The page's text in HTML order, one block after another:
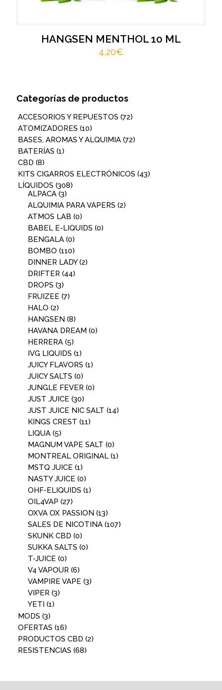
HANGSEN MENTHOL 10 ML
4,20€
Categorías de productos
ACCESORIOS Y REPUESTOS (72)
ATOMIZADORES (10)
BASES, AROMAS Y ALQUIMIA (72)
BATERÍAS (1)
CBD (8)
KITS CIGARROS ELECTRÓNICOS (43)
LÍQUIDOS (308)
ALPACA (3)
ALQUIMIA PARA VAPERS (2)
ATMOS LAB (0)
BABEL E-LIQUIDS (0)
BENGALA (0)
BOMBO (110)
DINNER LADY (2)
DRIFTER (44)
DROPS (3)
FRUIZEE (7)
HALO (2)
HANGSEN (8)
HAVANA DREAM (0)
HERRERA (5)
IVG LIQUIDS (1)
JUICY FLAVORS (1)
JUICY SALTS (0)
JUNGLE FEVER (0)
JUST JUICE (30)
JUST JUICE NIC SALT (14)
KINGS CREST (11)
LIQUA (5)
MAGNUM VAPE SALT (0)
MONTREAL ORIGINAL (1)
MSTQ JUICE (1)
NASTY JUICE (0)
OHF-ELIQUIDS (1)
OIL4VAP (27)
OXVA OX PASSION (13)
SALES DE NICOTINA (107)
SKUNK CBD (0)
SUKKA SALTS (0)
T-JUICE (0)
V4 VAPOUR (6)
VAMPIRE VAPE (3)
VIPER (3)
YETI (1)
MODS (3)
OFERTAS (16)
PRODUCTOS CBD (2)
RESISTENCIAS (68)